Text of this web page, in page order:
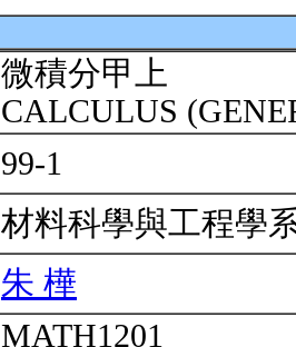
微積分甲上
CALCULUS
99-1
材料科學與工程學
朱 樺
MATH1201